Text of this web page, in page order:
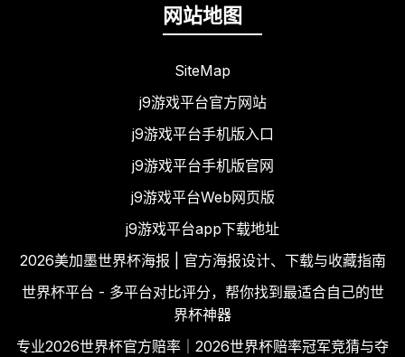
网站地图
SiteMap
j9游戏平台官方网站
j9游戏平台手机版入口
j9游戏平台手机版官网
j9游戏平台Web网页版
j9游戏平台app下载地址
2026美加墨世界杯海报 | 官方海报设计、下载与收藏指南
世界杯平台 - 多平台对比评分，帮你找到最适合自己的世
界杯神器
专业2026世界杯官方赔率｜2026世界杯赔率冠军竞猜与夺